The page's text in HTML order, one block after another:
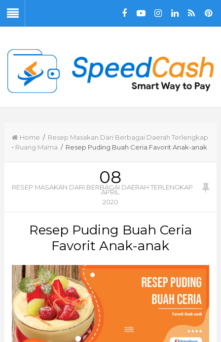
Home / Resep Masakan Dari Berbagai Daerah Terlengkap
• Ruang Mama / Resep Puding Buah Ceria Favorit Anak-anak
08
APRIL
2020
RESEP MASAKAN DARI BERBAGAI DAERAH TERLENGKAP
Resep Puding Buah Ceria
Favorit Anak-anak